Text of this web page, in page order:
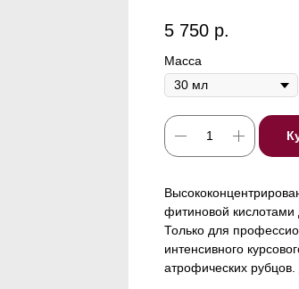
5 750 р.
Масса
фитиновой кислотами
Только для
интенсивного
атрофических